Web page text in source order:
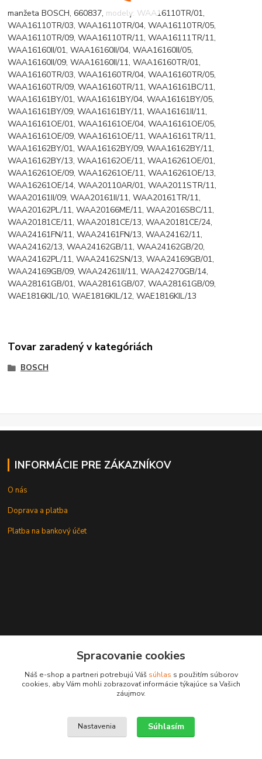
manžeta BOSCH, 660837, modely: WAA16110TR/01,
WAA16110TR/03, WAA16110TR/04, WAA16110TR/05,
WAA16110TR/09, WAA16110TR/11, WAA16111TR/11,
WAA16160II/01, WAA16160II/04, WAA16160II/05,
WAA16160II/09, WAA16160II/11, WAA16160TR/01,
WAA16160TR/03, WAA16160TR/04, WAA16160TR/05,
WAA16160TR/09, WAA16160TR/11, WAA16161BC/11,
WAA16161BY/01, WAA16161BY/04, WAA16161BY/05,
WAA16161BY/09, WAA16161BY/11, WAA16161II/11,
WAA16161OE/01, WAA16161OE/04, WAA16161OE/05,
WAA16161OE/09, WAA16161OE/11, WAA16161TR/11,
WAA16162BY/01, WAA16162BY/09, WAA16162BY/11,
WAA16162BY/13, WAA16162OE/11, WAA16261OE/01,
WAA16261OE/09, WAA16261OE/11, WAA16261OE/13,
WAA16261OE/14, WAA20110AR/01, WAA2011STR/11,
WAA20161II/09, WAA20161II/11, WAA20161TR/11,
WAA20162PL/11, WAA20166ME/11, WAA2016SBC/11,
WAA20181CE/11, WAA20181CE/13, WAA20181CE/24,
WAA24161FN/11, WAA24161FN/13, WAA24162/11,
WAA24162/13, WAA24162GB/11, WAA24162GB/20,
WAA24162PL/11, WAA24162SN/13, WAA24169GB/01,
WAA24169GB/09, WAA24261II/11, WAA24270GB/14,
WAA28161GB/01, WAA28161GB/07, WAA28161GB/09,
WAE1816KIL/10, WAE1816KIL/12, WAE1816KIL/13
Tovar zaradený v kategóriách
BOSCH
INFORMÁCIE PRE ZÁKAZNÍKOV
O nás
Doprava a platba
Platba na bankový účet
leksunsro@gmail.com
Upravit sběr cookies.
Spracovanie cookies
Náš e-shop a partneri potrebujú Váš súhlas s použitím súborov
cookies, aby Vám mohli zobrazovať informácie týkajúce sa Vašich
záujmov.
Nastavenia Súhlasím